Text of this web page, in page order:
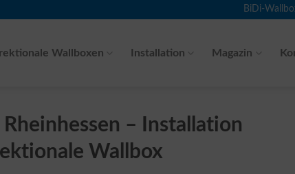
BiDi-
Wallboxen Installation Magazin
– Installation
Wallbox